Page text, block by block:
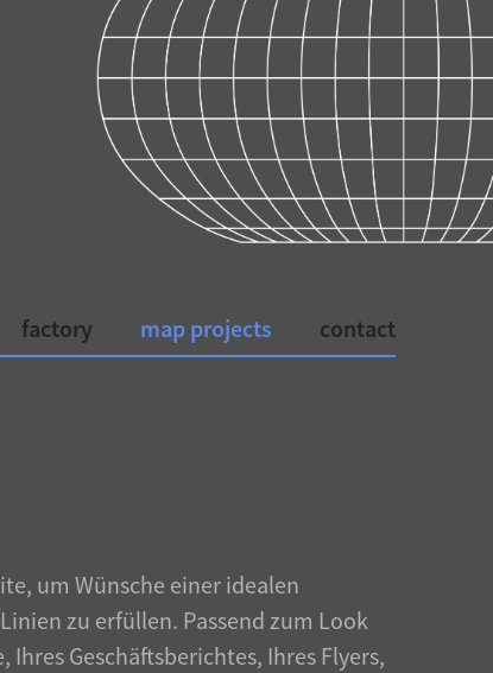
factory map projects contact
um Wünsche einer idealen
zu erfüllen. Passend zum Look
Ihres Geschäftsberichtes, Ihres Flyers,